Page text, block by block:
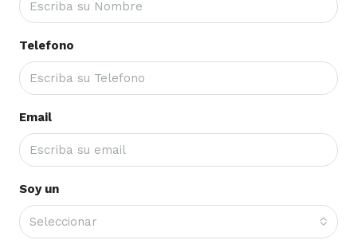
Telefono
Email
Soy un
Seleccionar